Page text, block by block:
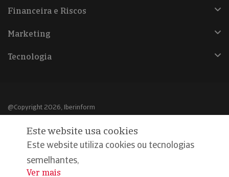
Financeira e Riscos
Marketing
Tecnologia
@Copyright 2026, Iberinform
Aviso legal
Política de cookies
Declaração de privacidade
Este website usa cookies
Este website utiliza cookies ou tecnologias
semelhantes,
...
Ver mais